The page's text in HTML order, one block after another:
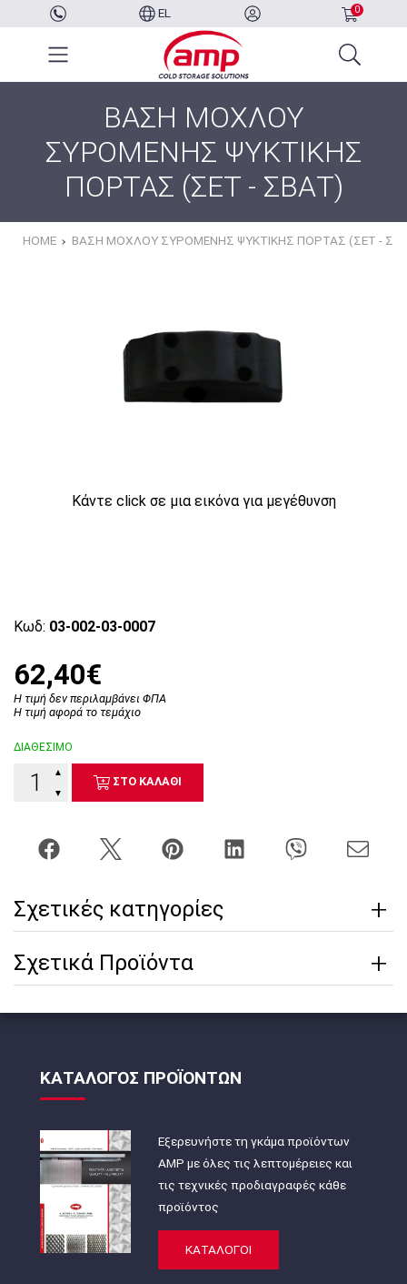
EL 0
ΒΑΣΗ ΜΟΧΛΟΥ
ΣΥΡΟΜΕΝΗΣ ΨΥΚΤΙΚΗΣ
ΠΟΡΤΑΣ (ΣΕΤ - ΣΒΑΤ)
HOME ΒΑΣΗ ΜΟΧΛΟΥ ΣΥΡΟΜΕΝΗΣ ΨΥΚΤΙΚΗΣ ΠΟΡΤΑΣ (ΣΕΤ -
Κάντε click σε μια εικόνα για μεγέθυνση
Κωδ: 03-002-03-0007
62,40€
Η τιμή δεν περιλαμβάνει ΦΠΑ
Η τιμή αφορά το τεμάχιο
ΔΙΑΘΕΣΙΜΟ
▼
▲
ΣΤΟ ΚΑΛΑΘΙ
Σχετικές κατηγορίες
Σχετικά Προϊόντα
ΚΑΤΑΛΟΓΟΣ ΠΡΟΪΟΝΤΩΝ
Εξερευνήστε τη γκάμα προϊόντων
AMP με όλες τις λεπτομέρειες και
τις τεχνικές προδιαγραφές κάθε
προϊόντος
ΚΑΤΑΛΟΓΟΙ